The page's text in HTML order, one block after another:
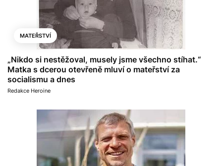
MATEŘSTVÍ
„Nikdo si nestěžoval, musely jsme všechno stíhat.“
Matka s dcerou otevřeně mluví o mateřství za
socialismu a dnes
Redakce Heroine